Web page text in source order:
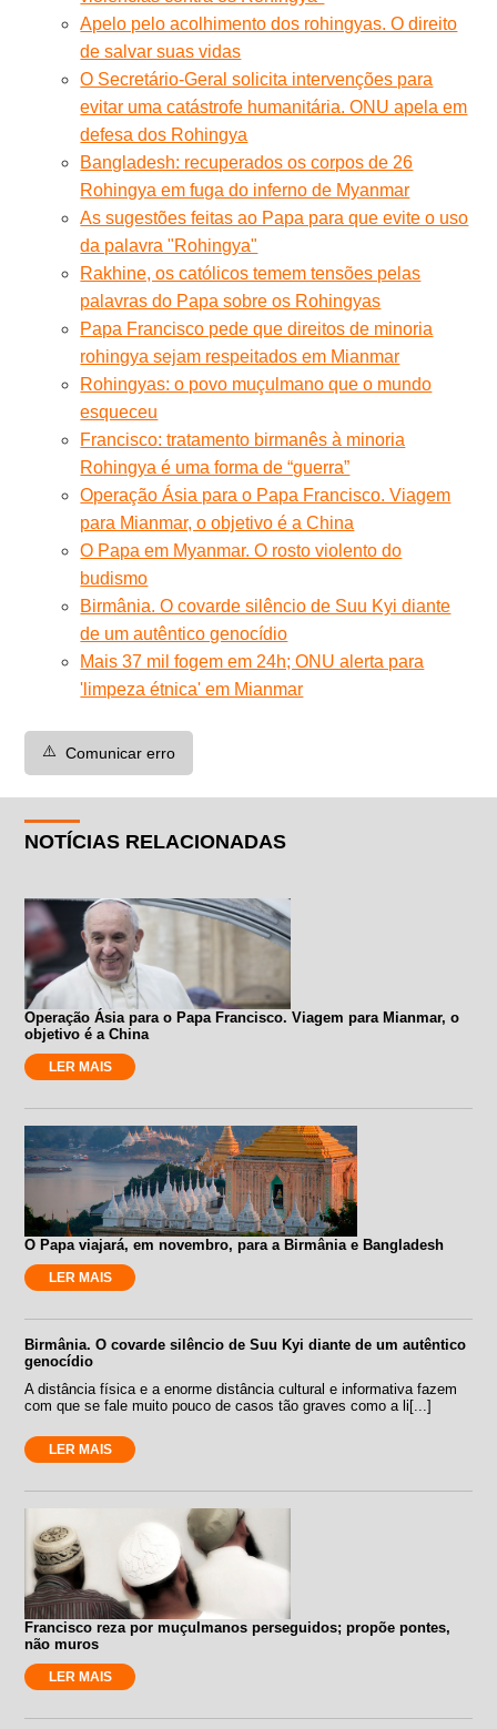
Apelo pelo acolhimento dos rohingyas. O direito
de salvar suas vidas
O Secretário-Geral solicita intervenções para
evitar uma catástrofe humanitária. ONU apela em
defesa dos Rohingya
Bangladesh: recuperados os corpos de 26
Rohingya em fuga do inferno de Myanmar
As sugestões feitas ao Papa para que evite o uso
da palavra "Rohingya"
Rakhine, os católicos temem tensões pelas
palavras do Papa sobre os Rohingyas
Papa Francisco pede que direitos de minoria
rohingya sejam respeitados em Mianmar
Rohingyas: o povo muçulmano que o mundo
esqueceu
Francisco: tratamento birmanês à minoria
Rohingya é uma forma de “guerra”
Operação Ásia para o Papa Francisco. Viagem
para Mianmar, o objetivo é a China
O Papa em Myanmar. O rosto violento do
budismo
Birmânia. O covarde silêncio de Suu Kyi diante
de um autêntico genocídio
Mais 37 mil fogem em 24h; ONU alerta para
'limpeza étnica' em Mianmar
⚠️ Comunicar erro
NOTÍCIAS RELACIONADAS
Operação Ásia para o Papa Francisco. Viagem para Mianmar, o
objetivo é a China
LER MAIS
O Papa viajará, em novembro, para a Birmânia e Bangladesh
LER MAIS
Birmânia. O covarde silêncio de Suu Kyi diante de um autêntico
genocídio
A distância física e a enorme distância cultural e informativa fazem
com que se fale muito pouco de casos tão graves como a li[...]
LER MAIS
Francisco reza por muçulmanos perseguidos; propõe pontes,
não muros
LER MAIS